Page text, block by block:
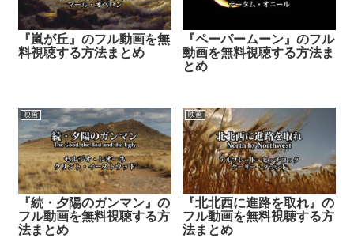
『嵐が丘』のフル動画を無
料視聴する方法まとめ
『ペーパームーン』のフル
動画を無料視聴する方法ま
とめ
映画
『続・夕陽のガンマン』の
フル動画を無料視聴する方
法まとめ
映画
『北北西に進路を取れ』の
フル動画を無料視聴する方
法まとめ